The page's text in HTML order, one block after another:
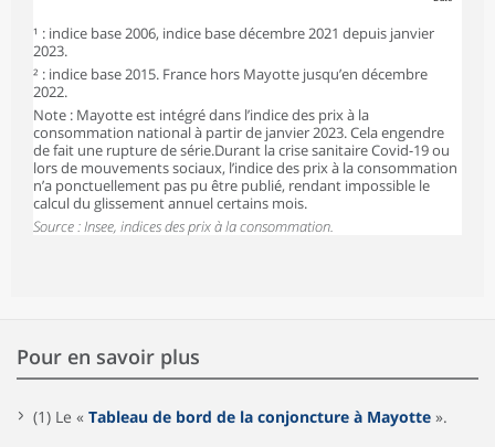
¹ : indice base 2006, indice base décembre 2021 depuis janvier
2023.
² : indice base 2015. France hors Mayotte jusqu’en décembre
2022.
Note : Mayotte est intégré dans l’indice des prix à la
consommation national à partir de janvier 2023. Cela engendre
de fait une rupture de série.Durant la crise sanitaire Covid-19 ou
lors de mouvements sociaux, l’indice des prix à la consommation
n’a ponctuellement pas pu être publié, rendant impossible le
calcul du glissement annuel certains mois.
Source : Insee, indices des prix à la consommation.
Pour en savoir plus
(1) Le « Tableau de bord de la conjoncture à Mayotte ».